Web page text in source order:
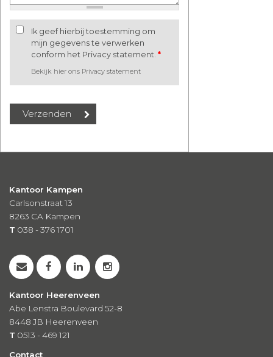
Ik geef hierbij toestemming om
mijn gegevens te verwerken
conform het Privacy statement. *
Bekijk hier ons Privacy statement
Kantoor Kampen
Carlsonstraat 13
8263 CA Kampen
T 038 - 376 1701
Kantoor Heerenveen
Abe Lenstra Boulevard 52-8
8448 JB Heerenveen
T 0513 - 469 121
Contact